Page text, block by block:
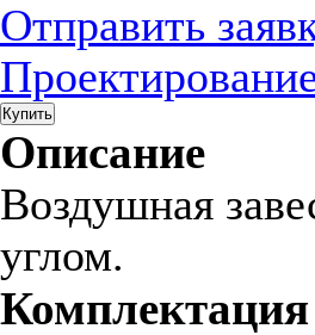
Отправить
Купить
Описание
Воздушная
углом.
Комплектация